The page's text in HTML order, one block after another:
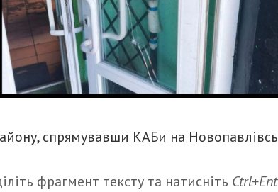
спрямувавши КАБи на
фрагмент тексту та натисніть